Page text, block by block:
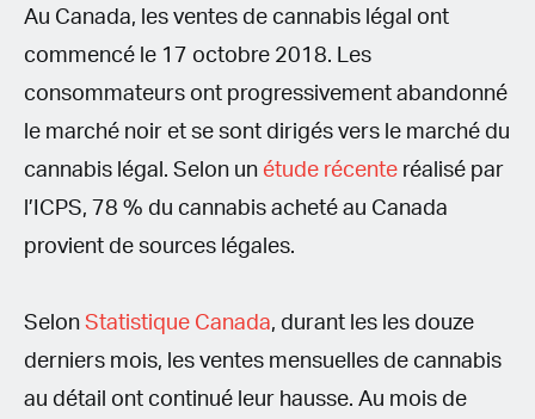
Au Canada, les ventes de cannabis légal ont
commencé le 17 octobre 2018. Les
consommateurs ont progressivement abandonné
le marché noir et se sont dirigés vers le marché du
cannabis légal. Selon un étude récente réalisé par
l’ICPS, 78 % du cannabis acheté au Canada
provient de sources légales.
Selon Statistique Canada, durant les les douze
derniers mois, les ventes mensuelles de cannabis
au détail ont continué leur hausse. Au mois de